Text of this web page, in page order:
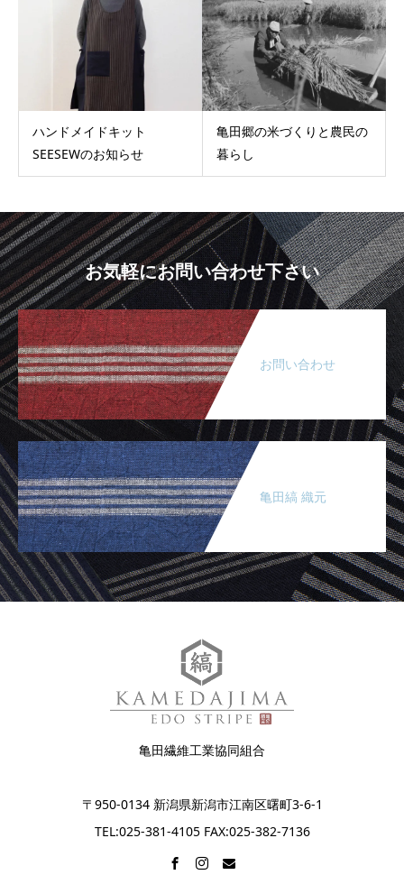
ハンドメイドキット
SEESEWのお知らせ
亀田郷の米づくりと農民の
暮らし
お気軽にお問い合わせ下さい
お問い合わせ
亀田縞 織元
亀田繊維工業協同組合
〒950-0134 新潟県新潟市江南区曙町3-6-1
TEL:025-381-4105 FAX:025-382-7136